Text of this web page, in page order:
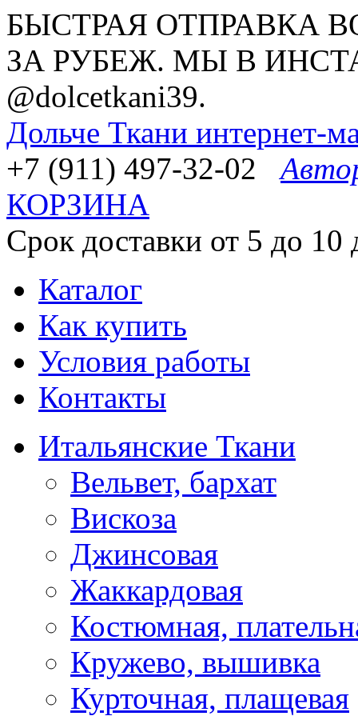
БЫСТРАЯ ОТПРАВКА
ЗА РУБЕЖ. МЫ В
@dolcetkani39.
Дольче Ткани интернет-
+7 (911) 497-32-02
КОРЗИНА
Срок доставки от 5 до 10
Каталог
Как купить
Условия работы
Контакты
Итальянские Ткани
Вельвет, бархат
Вискоза
Джинсовая
Жаккардовая
Костюмная,
Кружево, вышивка
Курточная, плащевая